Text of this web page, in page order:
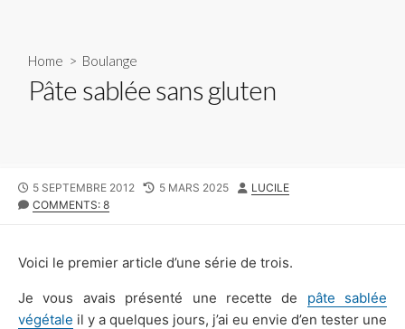
Home > Boulange
Pâte sablée sans gluten
PUBLISHED
DATE
5 SEPTEMBRE 2012
LAST
5 MARS 2025 AUTHOR
LUCILE
COMMENTS: 8
Voici le premier article d’une série de trois.
Je vous avais présenté une recette de pâte sablée
végétale il y a quelques jours, j’ai eu envie d’en tester une